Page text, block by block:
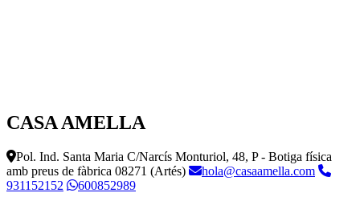
CASA AMELLA
Pol. Ind. Santa Maria C/Narcís Monturiol, 48, P - Botiga física
amb preus de fàbrica 08271 (Artés)
hola@casaamella.com
931152152
600852989